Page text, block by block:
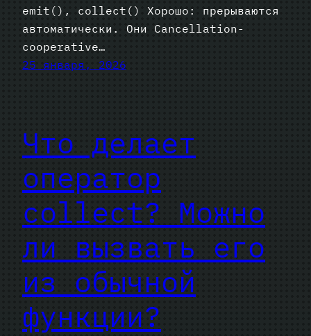
emit(), collect() Хорошо: прерываются
автоматически. Они Сancellation-
cooperative…
25 января, 2026
Что делает
оператор
collect? Можно
ли вызвать его
из обычной
функции?